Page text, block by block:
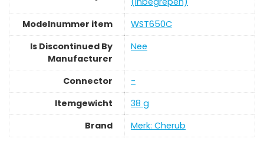
Modelnummer item
‎WST650C
Is Discontinued By
Manufacturer
‎Nee
Connector
‎-
Itemgewicht
‎38 g
Brand
Merk: Cherub